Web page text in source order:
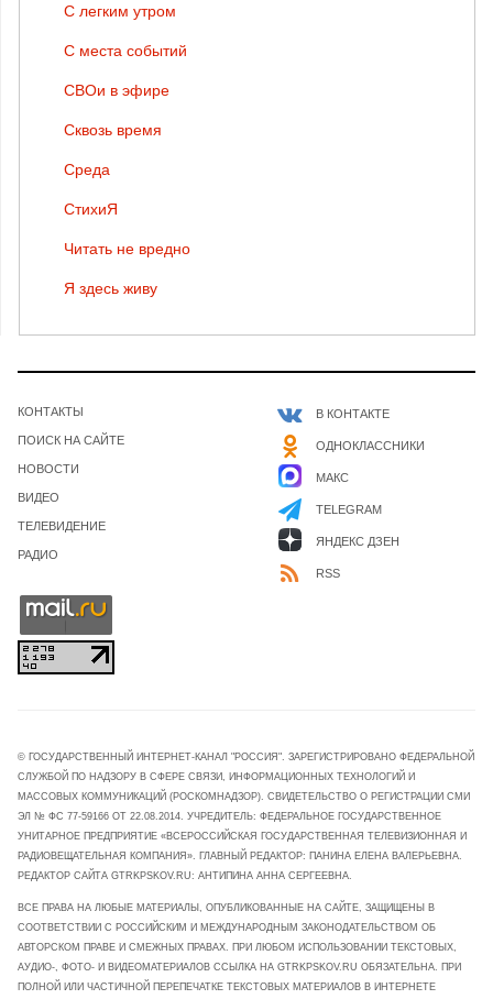
С легким утром
С места событий
СВОи в эфире
Сквозь время
Среда
СтихиЯ
Читать не вредно
Я здесь живу
КОНТАКТЫ
ПОИСК НА САЙТЕ
НОВОСТИ
ВИДЕО
ТЕЛЕВИДЕНИЕ
РАДИО
В КОНТАКТЕ
ОДНОКЛАССНИКИ
МАКС
TELEGRAM
ЯНДЕКС ДЗЕН
RSS
© ГОСУДАРСТВЕННЫЙ ИНТЕРНЕТ-КАНАЛ "РОССИЯ". ЗАРЕГИСТРИРОВАНО ФЕДЕРАЛЬНОЙ
СЛУЖБОЙ ПО НАДЗОРУ В СФЕРЕ СВЯЗИ, ИНФОРМАЦИОННЫХ ТЕХНОЛОГИЙ И
МАССОВЫХ КОММУНИКАЦИЙ (РОСКОМНАДЗОР). СВИДЕТЕЛЬСТВО О РЕГИСТРАЦИИ СМИ
ЭЛ № ФС 77-59166 ОТ 22.08.2014. УЧРЕДИТЕЛЬ: ФЕДЕРАЛЬНОЕ ГОСУДАРСТВЕННОЕ
УНИТАРНОЕ ПРЕДПРИЯТИЕ «ВСЕРОССИЙСКАЯ ГОСУДАРСТВЕННАЯ ТЕЛЕВИЗИОННАЯ И
РАДИОВЕЩАТЕЛЬНАЯ КОМПАНИЯ». ГЛАВНЫЙ РЕДАКТОР: ПАНИНА ЕЛЕНА ВАЛЕРЬЕВНА.
РЕДАКТОР САЙТА GTRKPSKOV.RU: АНТИПИНА АННА СЕРГЕЕВНА.
ВСЕ ПРАВА НА ЛЮБЫЕ МАТЕРИАЛЫ, ОПУБЛИКОВАННЫЕ НА САЙТЕ, ЗАЩИЩЕНЫ В
СООТВЕТСТВИИ С РОССИЙСКИМ И МЕЖДУНАРОДНЫМ ЗАКОНОДАТЕЛЬСТВОМ ОБ
АВТОРСКОМ ПРАВЕ И СМЕЖНЫХ ПРАВАХ. ПРИ ЛЮБОМ ИСПОЛЬЗОВАНИИ ТЕКСТОВЫХ,
АУДИО-, ФОТО- И ВИДЕОМАТЕРИАЛОВ ССЫЛКА НА GTRKPSKOV.RU ОБЯЗАТЕЛЬНА. ПРИ
ПОЛНОЙ ИЛИ ЧАСТИЧНОЙ ПЕРЕПЕЧАТКЕ ТЕКСТОВЫХ МАТЕРИАЛОВ В ИНТЕРНЕТЕ